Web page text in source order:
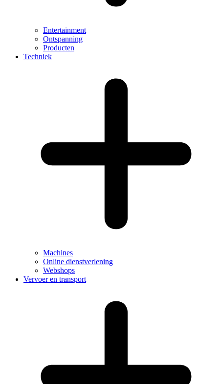
Entertainment
Ontspanning
Producten
Techniek
Machines
Online dienstverlening
Webshops
Vervoer en transport